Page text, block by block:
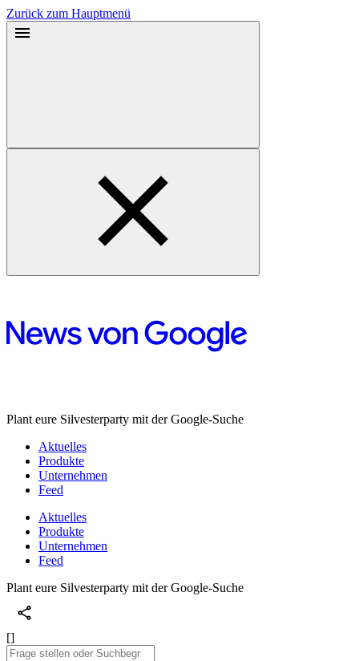
Zurück zum Hauptmenü
Plant eure Silvesterparty mit der Google-Suche
Aktuelles
Produkte
Unternehmen
Feed
Aktuelles
Produkte
Unternehmen
Feed
Plant eure Silvesterparty mit der Google-Suche
[]